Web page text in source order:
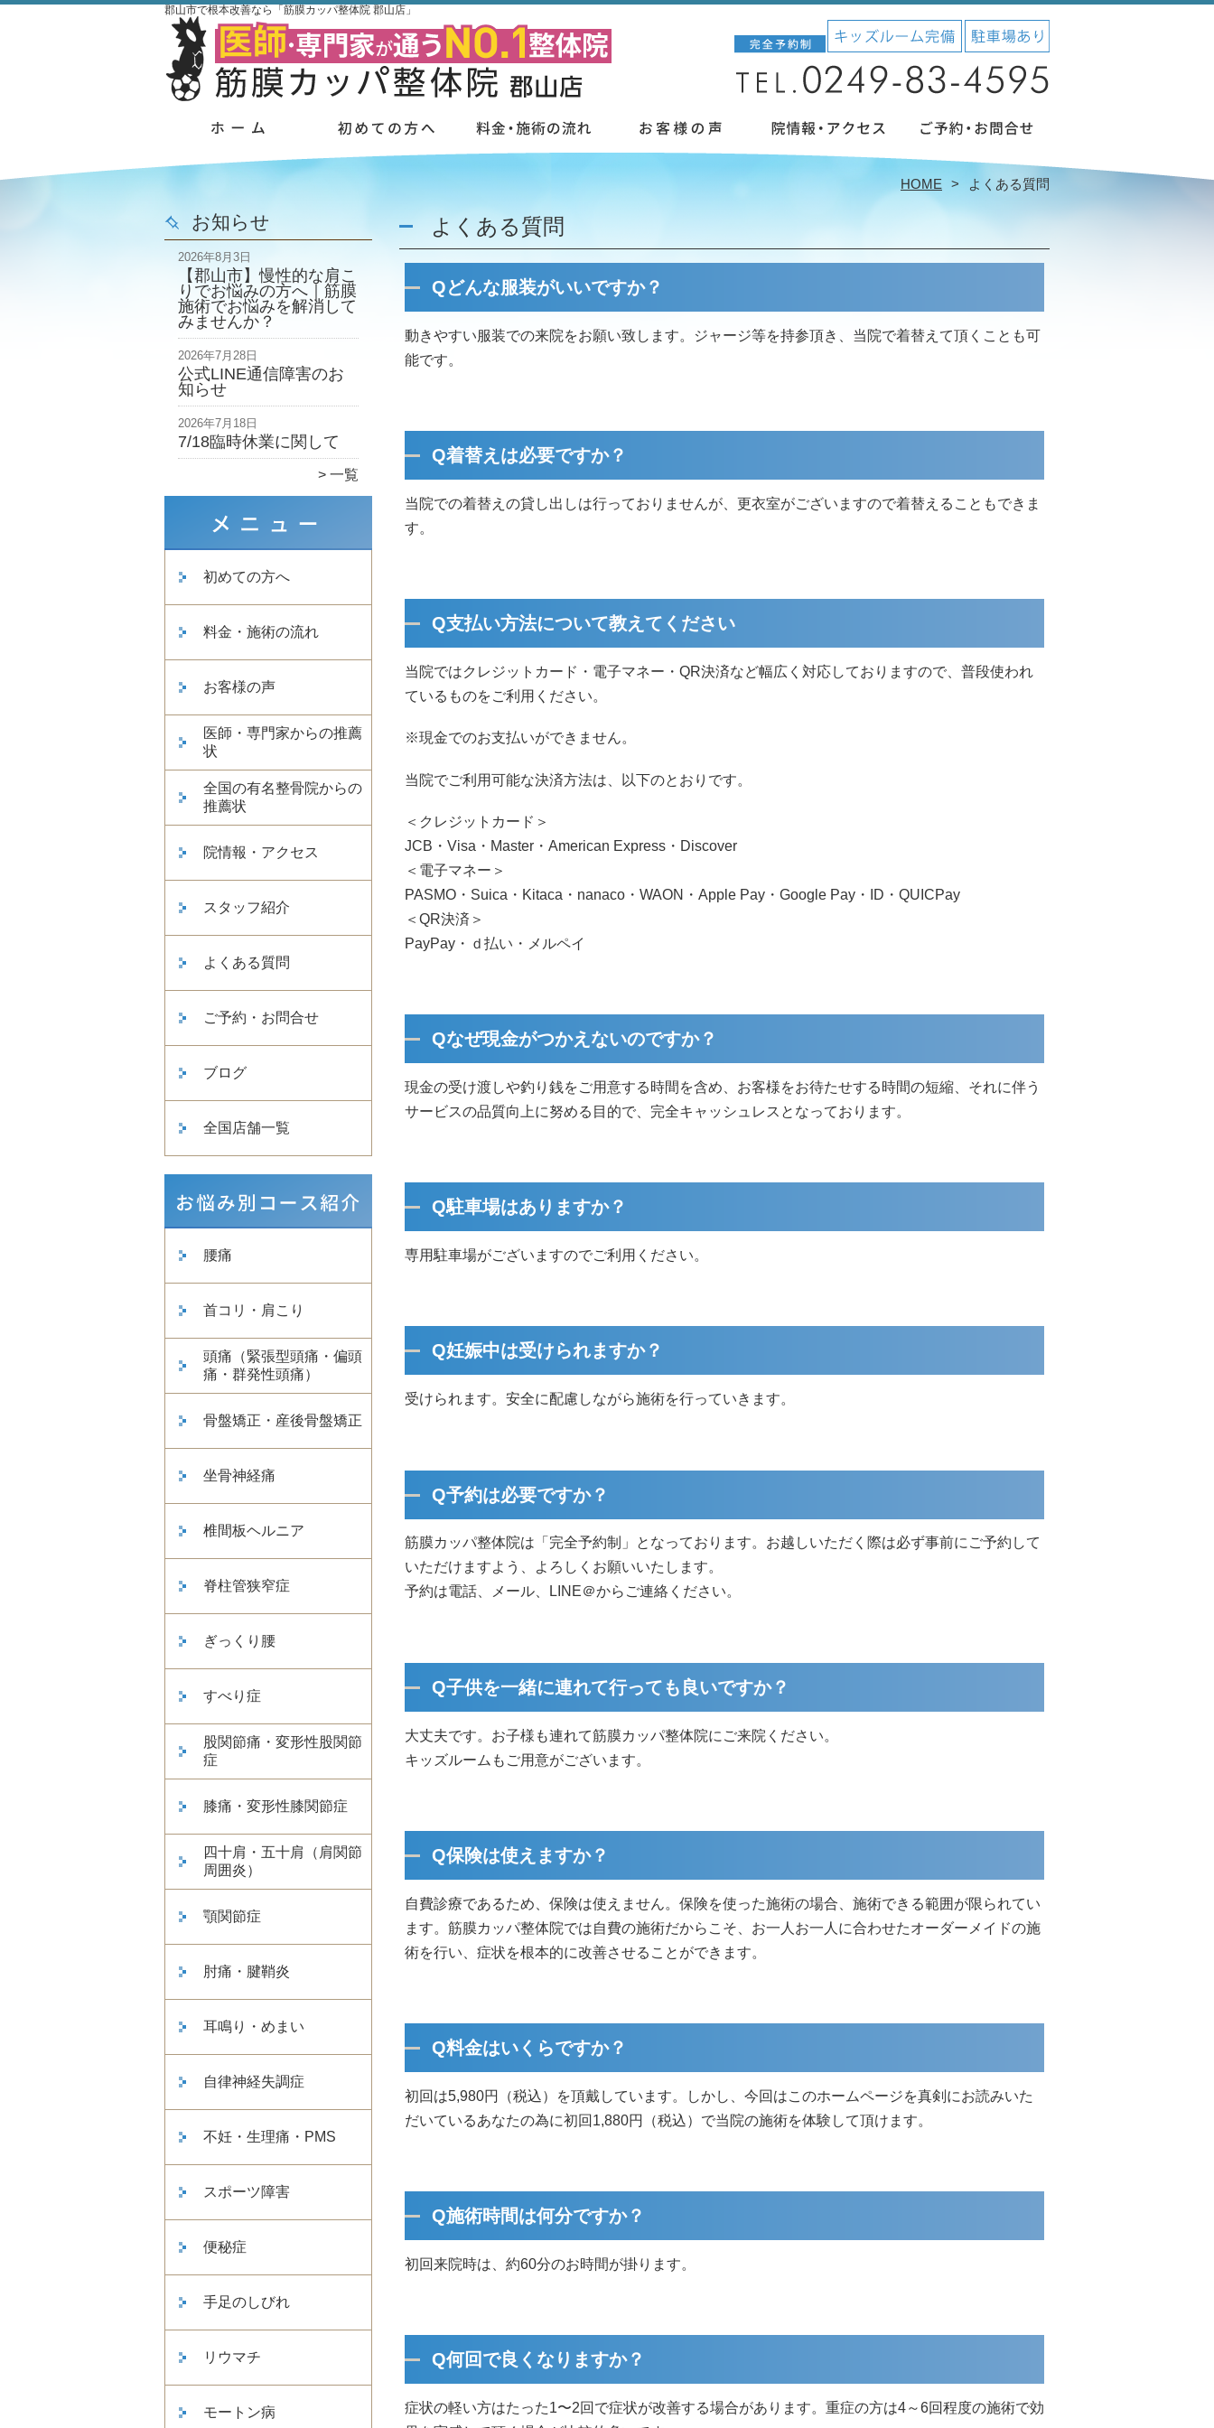
郡山市で根本改善なら「筋膜カッパ整体院 郡山店」
HOME よくある質問
お知らせ
2026年8月3日
【郡山市】慢性的な肩こ
りでお悩みの方へ｜筋膜
施術でお悩みを解消して
みませんか？
2026年7月28日
公式LINE通信障害のお
知らせ
2026年7月18日
7/18臨時休業に関して
一覧
初めての方へ
料金・施術の流れ
お客様の声
医師・専門家からの推薦
状
全国の有名整骨院からの
推薦状
院情報・アクセス
スタッフ紹介
よくある質問
ご予約・お問合せ
ブログ
全国店舗一覧
腰痛
首コリ・肩こり
頭痛（緊張型頭痛・偏頭
痛・群発性頭痛）
骨盤矯正・産後骨盤矯正
坐骨神経痛
椎間板ヘルニア
脊柱管狭窄症
ぎっくり腰
すべり症
股関節痛・変形性股関節
症
膝痛・変形性膝関節症
四十肩・五十肩（肩関節
周囲炎）
顎関節症
肘痛・腱鞘炎
耳鳴り・めまい
自律神経失調症
不妊・生理痛・PMS
スポーツ障害
便秘症
手足のしびれ
リウマチ
モートン病
よくある質問
Qどんな服装がいいですか？
動きやすい服装での来院をお願い致します。ジャージ等を持参頂き、当院で着替えて頂くことも可
能です。
Q着替えは必要ですか？
当院での着替えの貸し出しは行っておりませんが、更衣室がございますので着替えることもできま
す。
Q支払い方法について教えてください
当院ではクレジットカード・電子マネー・QR決済など幅広く対応しておりますので、普段使われ
ているものをご利用ください。
※現金でのお支払いができません。
当院でご利用可能な決済方法は、以下のとおりです。
＜クレジットカード＞
JCB・Visa・Master・American Express・Discover
＜電子マネー＞
PASMO・Suica・Kitaca・nanaco・WAON・Apple Pay・Google Pay・ID・QUICPay
＜QR決済＞
PayPay・ｄ払い・メルペイ
Qなぜ現金がつかえないのですか？
現金の受け渡しや釣り銭をご用意する時間を含め、お客様をお待たせする時間の短縮、それに伴う
サービスの品質向上に努める目的で、完全キャッシュレスとなっております。
Q駐車場はありますか？
専用駐車場がございますのでご利用ください。
Q妊娠中は受けられますか？
受けられます。安全に配慮しながら施術を行っていきます。
Q予約は必要ですか？
筋膜カッパ整体院は「完全予約制」となっております。お越しいただく際は必ず事前にご予約して
いただけますよう、よろしくお願いいたします。
予約は電話、メール、LINE＠からご連絡ください。
Q子供を一緒に連れて行っても良いですか？
大丈夫です。お子様も連れて筋膜カッパ整体院にご来院ください。
キッズルームもご用意がございます。
Q保険は使えますか？
自費診療であるため、保険は使えません。保険を使った施術の場合、施術できる範囲が限られてい
ます。筋膜カッパ整体院では自費の施術だからこそ、お一人お一人に合わせたオーダーメイドの施
術を行い、症状を根本的に改善させることができます。
Q料金はいくらですか？
初回は5,980円（税込）を頂戴しています。しかし、今回はこのホームページを真剣にお読みいた
だいているあなたの為に初回1,880円（税込）で当院の施術を体験して頂けます。
Q施術時間は何分ですか？
初回来院時は、約60分のお時間が掛ります。
Q何回で良くなりますか？
症状の軽い方はたった1〜2回で症状が改善する場合があります。重症の方は4～6回程度の施術で効